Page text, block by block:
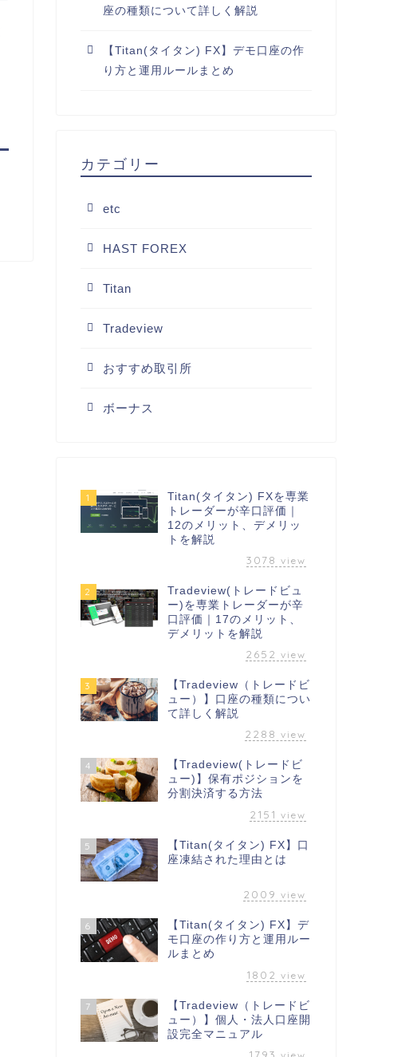
座の種類について詳しく解説
【Titan(タイタン) FX】デモ口座の作
り方と運用ルールまとめ
カテゴリー
etc
HAST FOREX
Titan
Tradeview
おすすめ取引所
ボーナス
1
Titan(タイタン) FXを専業
トレーダーが辛口評価｜
12のメリット、デメリッ
トを解説
3078 view
2
Tradeview(トレードビュ
ー)を専業トレーダーが辛
口評価｜17のメリット、
デメリットを解説
2652 view
3
【Tradeview（トレードビ
ュー）】口座の種類につい
て詳しく解説
2288 view
4
【Tradeview(トレードビ
ュー)】保有ポジションを
分割決済する方法
2151 view
5
【Titan(タイタン) FX】口
座凍結された理由とは
2009 view
6
【Titan(タイタン) FX】デ
モ口座の作り方と運用ルー
ルまとめ
1802 view
7
【Tradeview（トレードビ
ュー）】個人・法人口座開
設完全マニュアル